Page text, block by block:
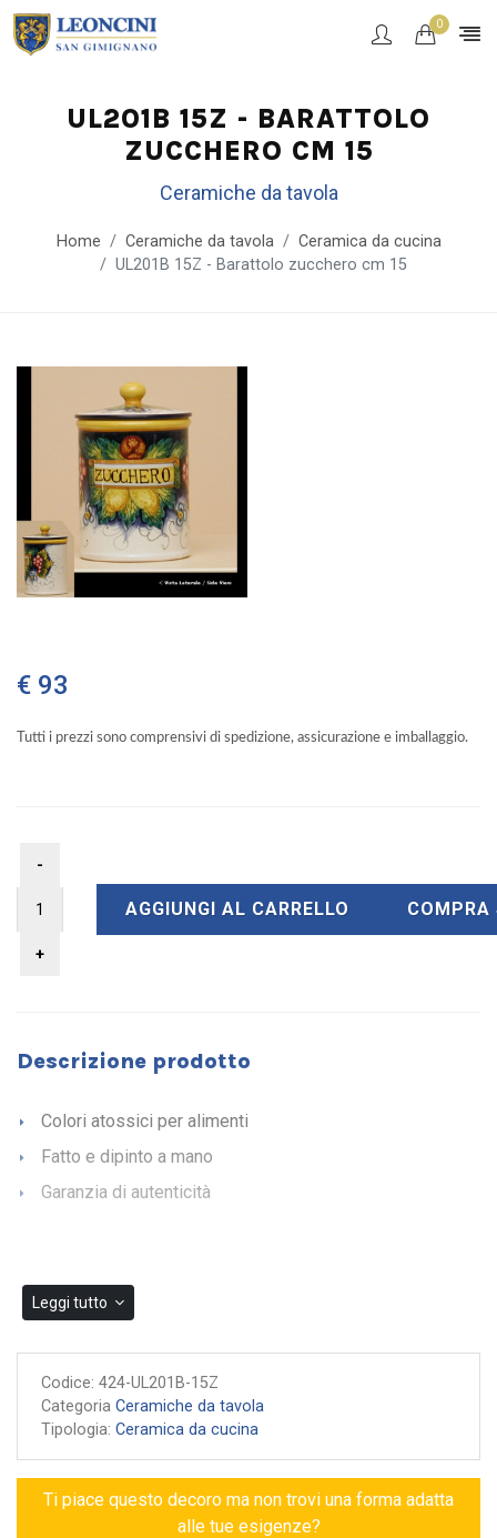
0
UL201B 15Z - BARATTOLO
ZUCCHERO CM 15
Ceramiche da tavola
Home Ceramiche da tavola
Ceramica da cucina
UL201B 15Z - Barattolo zucchero cm 15
€ 93
Tutti i prezzi sono comprensivi di spedizione, assicurazione e imballaggio.
AGGIUNGI AL CARRELLO COMPRA
Descrizione prodotto
Colori atossici per alimenti
Fatto e dipinto a mano
Garanzia di autenticità
Leggi tutto
Codice: 424-UL201B-15Z
Categoria Ceramiche da tavola
Tipologia: Ceramica da cucina
Ti piace questo decoro ma non trovi una forma adatta
alle tue esigenze?